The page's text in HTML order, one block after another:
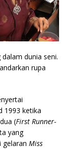
dunia seni.
rupa
1993 ketika
(First Runner-
yang
gelaran Miss